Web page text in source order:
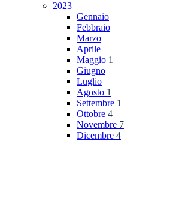
2023
Gennaio
Febbraio
Marzo
Aprile
Maggio 1
Giugno
Luglio
Agosto 1
Settembre 1
Ottobre 4
Novembre 7
Dicembre 4